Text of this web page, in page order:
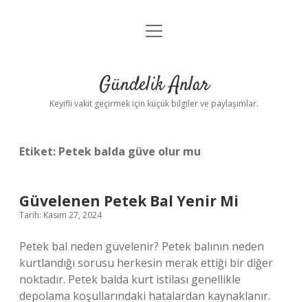
Anasayfa
Yasal Uyarı
menüyü
Gündelik Anlar
Keyifli vakit geçirmek için küçük bilgiler ve paylaşımlar.
Etiket: Petek balda güve olur mu
Güvelenen Petek Bal Yenir Mi
Tarih: Kasım 27, 2024
Petek bal neden güvelenir? Petek balının neden
kurtlandığı sorusu herkesin merak ettiği bir diğer
noktadır. Petek balda kurt istilası genellikle
depolama koşullarındaki hatalardan kaynaklanır.